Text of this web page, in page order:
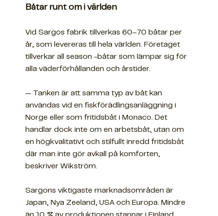
Båtar runt om i världen
Vid Sargos fabrik tillverkas 60–70 båtar per
år, som levereras till hela världen. Företaget
tillverkar all season -båtar som lämpar sig för
alla väderförhållanden och årstider.
— Tanken är att samma typ av båt kan
användas vid en fiskförädlingsanläggning i
Norge eller som fritidsbåt i Monaco. Det
handlar dock inte om en arbetsbåt, utan om
en högkvalitativt och stilfullt inredd fritidsbåt
där man inte gör avkall på komforten,
beskriver Wikström.
Sargons viktigaste marknadsområden är
Japan, Nya Zeeland, USA och Europa. Mindre